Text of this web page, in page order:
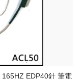
EDP40針 筆電